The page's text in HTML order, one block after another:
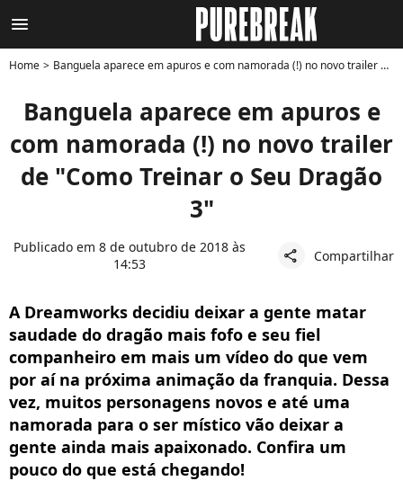
menu
Home Banguela aparece em apuros e com namorada (!) no novo trailer de "Como Treinar o Seu Dragão 3"
Banguela aparece em apuros e
com namorada (!) no novo trailer
de "Como Treinar o Seu Dragão
3"
Publicado em 8 de outubro de 2018 às
14:53
share Compartilhar
A Dreamworks decidiu deixar a gente matar
saudade do dragão mais fofo e seu fiel
companheiro em mais um vídeo do que vem
por aí na próxima animação da franquia. Dessa
vez, muitos personagens novos e até uma
namorada para o ser místico vão deixar a
gente ainda mais apaixonado. Confira um
pouco do que está chegando!